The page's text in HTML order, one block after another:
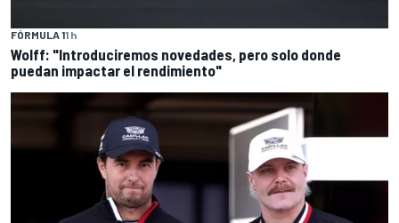
FÓRMULA 11 h
Wolff: "Introduciremos novedades, pero solo donde
puedan impactar el rendimiento"